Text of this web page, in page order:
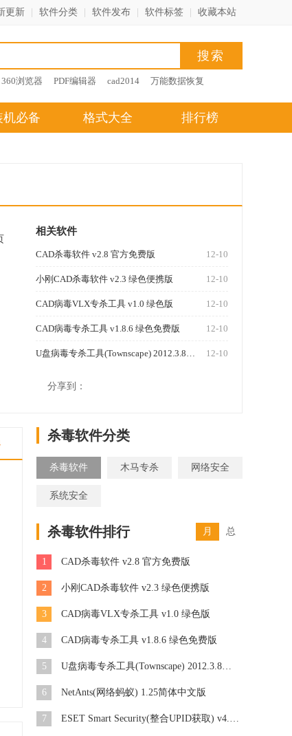
更新 软件分类 软件发布 软件标签 收藏本站
360浏览器 PDF编辑器 cad2014 万能数据恢复
机必备 格式大全 排行榜
相关软件
12-10
CAD杀毒软件 v2.8 官方免费版
12-10
小刚CAD杀毒软件 v2.3 绿色便携版
12-10
CAD病毒VLX专杀工具 v1.0 绿色版
12-10
CAD病毒专杀工具 v1.8.6 绿色免费版
12-10
U盘病毒专杀工具(Townscape) 2012.3.8绿色版
分享到：
杀毒软件分类
杀毒软件 木马专杀 网络安全
系统安全
杀毒软件排行 月 总
1 CAD杀毒软件 v2.8 官方免费版
2 小刚CAD杀毒软件 v2.3 绿色便携版
3 CAD病毒VLX专杀工具 v1.0 绿色版
4 CAD病毒专杀工具 v1.8.6 绿色免费版
5 U盘病毒专杀工具(Townscape) 2012.3.8绿色版
6 NetAnts(网络蚂蚁) 1.25简体中文版
7 ESET Smart Security(整合UPID获取) v4.2.71.2汉化版